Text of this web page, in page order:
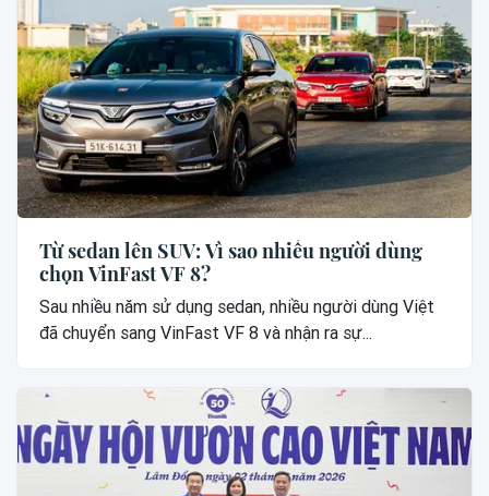
Từ sedan lên SUV: Vì sao nhiều người dùng
chọn VinFast VF 8?
Sau nhiều năm sử dụng sedan, nhiều người dùng Việt
đã chuyển sang VinFast VF 8 và nhận ra sự...